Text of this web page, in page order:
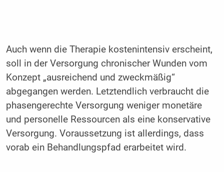
Auch wenn die Therapie kostenintensiv erscheint,
soll in der Versorgung chronischer Wunden vom
Konzept „ausreichend und zweckmäßig“
abgegangen werden. Letztendlich verbraucht die
phasengerechte Versorgung weniger monetäre
und personelle Ressourcen als eine konservative
Versorgung. Voraussetzung ist allerdings, dass
vorab ein Behandlungspfad erarbeitet wird.